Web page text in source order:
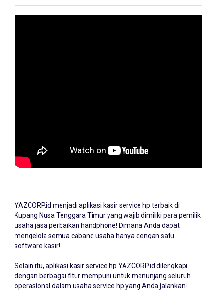
YAZCORP.id menjadi aplikasi kasir service hp terbaik di
Kupang Nusa Tenggara Timur yang wajib dimiliki para pemilik
usaha jasa perbaikan handphone! Dimana Anda dapat
mengelola semua cabang usaha hanya dengan satu
software kasir!
Selain itu, aplikasi kasir service hp YAZCORP.id dilengkapi
dengan berbagai fitur mempuni untuk menunjang seluruh
operasional dalam usaha service hp yang Anda jalankan!